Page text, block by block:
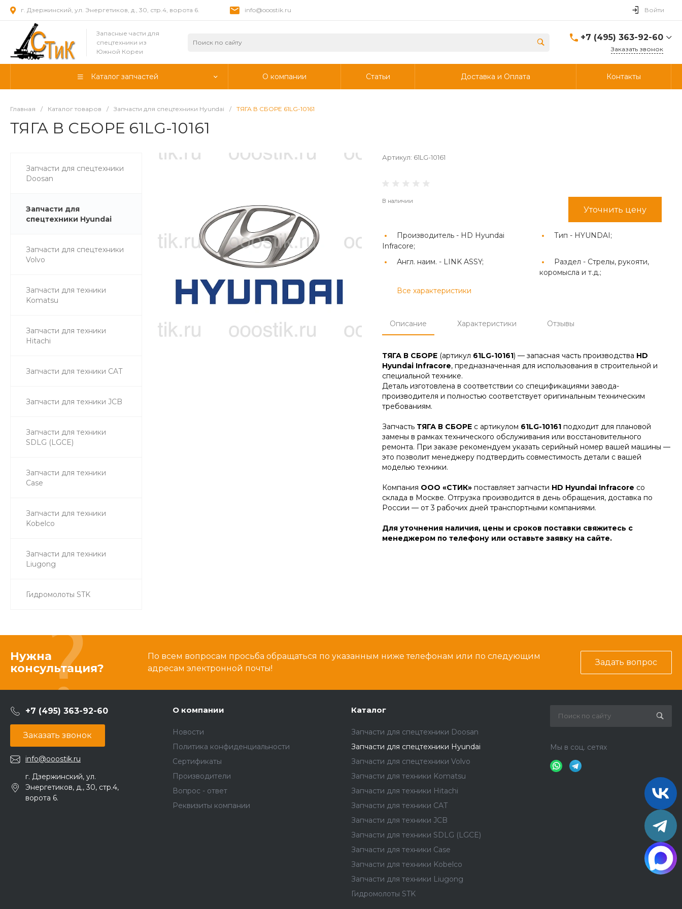
г. Дзержинский, ул. Энергетиков, д., 30, стр.4, ворота 6. info@ooostik.ru Войти
Запасные части для
спецтехники из
Южной Кореи
+7 (495) 363-92-60
г. Дзержинский, ул.
Заказать звонок
Каталог запчастей О компании Статьи Доставка и Оплата Контакты
Главная / Каталог товаров / Запчасти для спецтехники Hyundai / ТЯГА В СБОРЕ 61LG-10161
ТЯГА В СБОРЕ 61LG-10161
Запчасти для спецтехники
Doosan
Запчасти для
спецтехники Hyundai
Запчасти для спецтехники
Volvo
Запчасти для техники
Komatsu
Запчасти для техники
Hitachi
Запчасти для техники CAT
Запчасти для техники JCB
Запчасти для техники
SDLG (LGCE)
Запчасти для техники
Case
Запчасти для техники
Kobelco
Запчасти для техники
Liugong
Гидромолоты STK
Артикул: 61LG-10161
В наличии
Уточнить цену
Производитель - HD Hyundai
Infracore;
Тип - HYUNDAI;
Англ. наим. - LINK ASSY; Раздел - Стрелы, рукояти,
коромысла и т.д.;
Все характеристики
Описание Характеристики Отзывы
ТЯГА В СБОРЕ(артикул 61LG-10161) — запасная часть производства HD
Hyundai Infracore, предназначенная для использования в строительной и
специальной технике.
Деталь изготовлена в соответствии со спецификациями завода-
производителя и полностью соответствует оригинальным техническим
требованиям.
Запчасть ТЯГА В СБОРЕс артикулом 61LG-10161подходит для плановой
замены в рамках технического обслуживания или восстановительного
ремонта. При заказе рекомендуем указать серийный номер вашей машины —
это позволит менеджеру подтвердить совместимость детали с вашей
моделью техники.
Компания ООО «СТИК»поставляет запчасти HD Hyundai Infracore со
склада в Москве. Отгрузка производится в день обращения, доставка по
России — от 3 рабочих дней транспортными компаниями.
Для уточнения наличия, цены и сроков поставки свяжитесь с
менеджером по телефону или оставьте заявку на сайте.
Нужна
консультация?
По всем вопросам просьба обращаться по указанным ниже телефонам или по следующим
адресам электронной почты!
Задать вопрос
+7 (495) 363-92-60
Заказать звонок
info@ooostik.ru
г. Дзержинский, ул.
Энергетиков, д., 30, стр.4,
ворота 6.
О компании
Новости
Политика конфиденциальности
Сертификаты
Производители
Вопрос - ответ
Реквизиты компании
Каталог
Запчасти для спецтехники Doosan
Запчасти для спецтехники Hyundai
Запчасти для спецтехники Volvo
Запчасти для техники Komatsu
Запчасти для техники Hitachi
Запчасти для техники CAT
Запчасти для техники JCB
Запчасти для техники SDLG (LGCE)
Запчасти для техники Case
Запчасти для техники Kobelco
Запчасти для техники Liugong
Гидромолоты STK
Мы в соц. сетях